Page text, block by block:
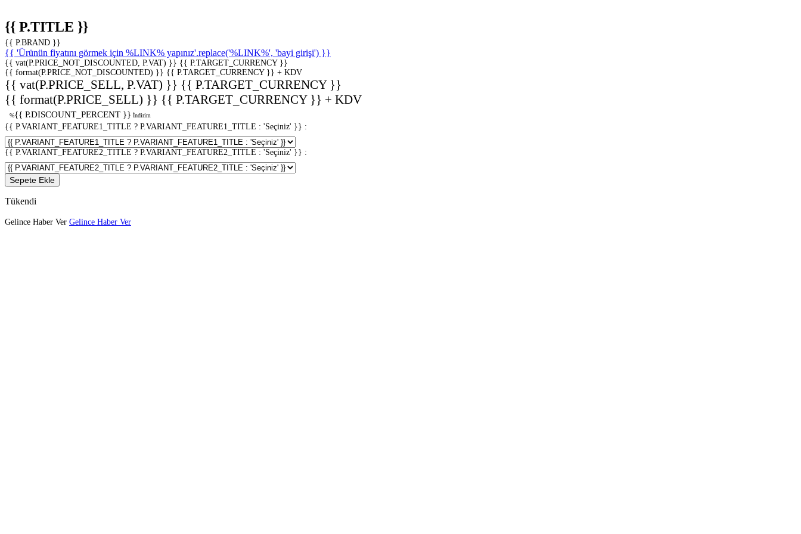
{{ P.TITLE }}
{{ P.BRAND }}
{{ 'Ürünün fiyatını görmek için %LINK% yapınız'.replace('%LINK%', 'bayi girişi') }}
{{ vat(P.PRICE_NOT_DISCOUNTED, P.VAT) }} {{ P.TARGET_CURRENCY }}
{{ format(P.PRICE_NOT_DISCOUNTED) }} {{ P.TARGET_CURRENCY }} + KDV
{{ vat(P.PRICE_SELL, P.VAT) }} {{ P.TARGET_CURRENCY }}
{{ format(P.PRICE_SELL) }} {{ P.TARGET_CURRENCY }} + KDV
%{{ P.DISCOUNT_PERCENT }} İndirim
{{ P.VARIANT_FEATURE1_TITLE ? P.VARIANT_FEATURE1_TITLE : 'Seçiniz' }} :
{{ P.VARIANT_FEATURE2_TITLE ? P.VARIANT_FEATURE2_TITLE : 'Seçiniz' }} :
Sepete Ekle
Tükendi
Gelince Haber Ver Gelince Haber Ver